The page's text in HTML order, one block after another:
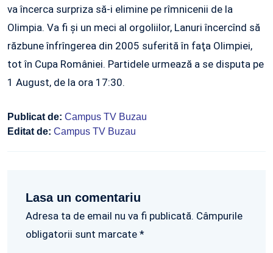
va încerca surpriza să-i elimine pe rîmnicenii de la
Olimpia. Va fi şi un meci al orgoliilor, Lanuri încercînd să
răzbune înfrîngerea din 2005 suferită în faţa Olimpiei,
tot în Cupa României. Partidele urmează a se disputa pe
1 August, de la ora 17:30.
Publicat de: Campus TV Buzau
Editat de: Campus TV Buzau
Lasa un comentariu
Adresa ta de email nu va fi publicată. Câmpurile
obligatorii sunt marcate *